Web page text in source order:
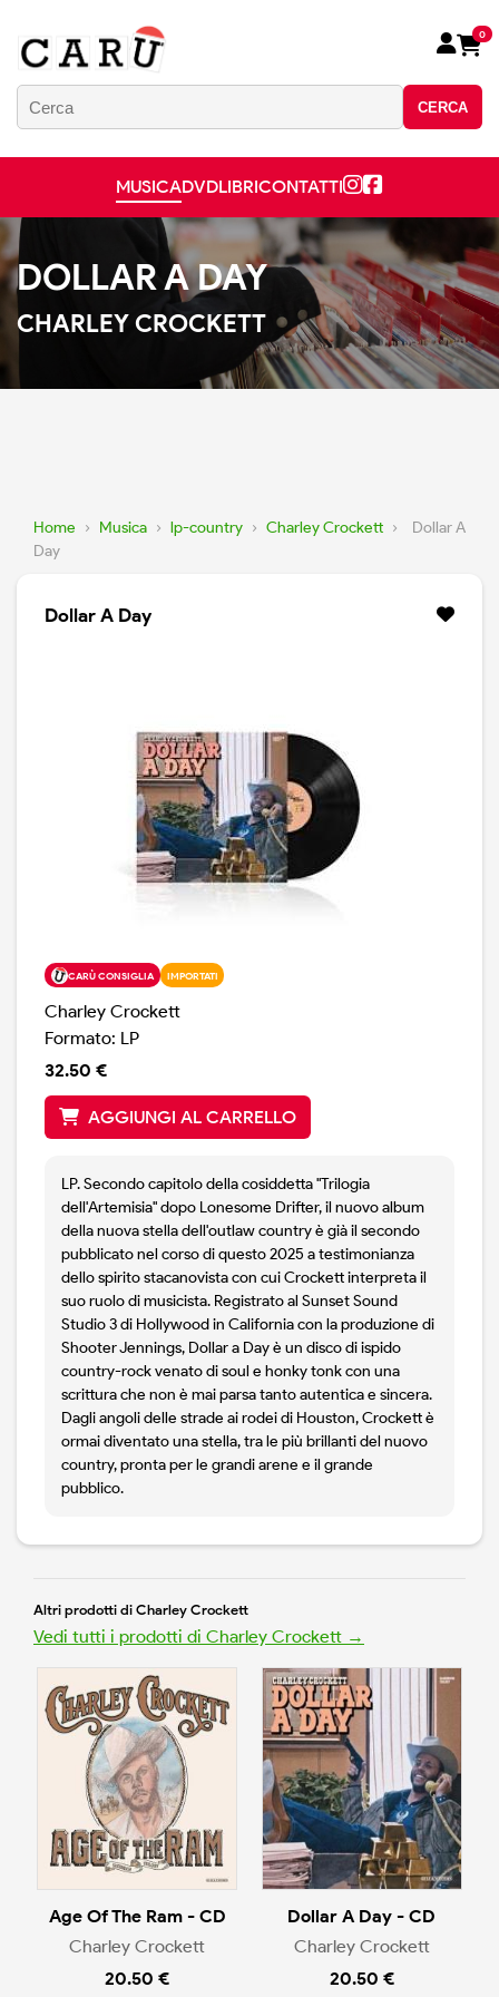
CERCA
0
MUSICADVDLIBRICONTATTI
DOLLAR A DAY
CHARLEY CROCKETT
Home › Musica › lp-country › Charley Crockett ›
Dollar A
Day
Dollar A Day
CARÙ CONSIGLIA IMPORTATI
Charley Crockett
Formato: LP
32.50 €
AGGIUNGI AL CARRELLO
LP. Secondo capitolo della cosiddetta "Trilogia
dell'Artemisia" dopo Lonesome Drifter, il nuovo album
della nuova stella dell'outlaw country è già il secondo
pubblicato nel corso di questo 2025 a testimonianza
dello spirito stacanovista con cui Crockett interpreta il
suo ruolo di musicista. Registrato al Sunset Sound
Studio 3 di Hollywood in California con la produzione di
Shooter Jennings, Dollar a Day è un disco di ispido
country-rock venato di soul e honky tonk con una
scrittura che non è mai parsa tanto autentica e sincera.
Dagli angoli delle strade ai rodei di Houston, Crockett è
ormai diventato una stella, tra le più brillanti del nuovo
country, pronta per le grandi arene e il grande
pubblico.
Altri prodotti di Charley Crockett
Vedi tutti i prodotti di Charley Crockett →
Age Of The Ram - CD
Charley Crockett
20.50 €
Dollar A Day - CD
Charley Crockett
20.50 €